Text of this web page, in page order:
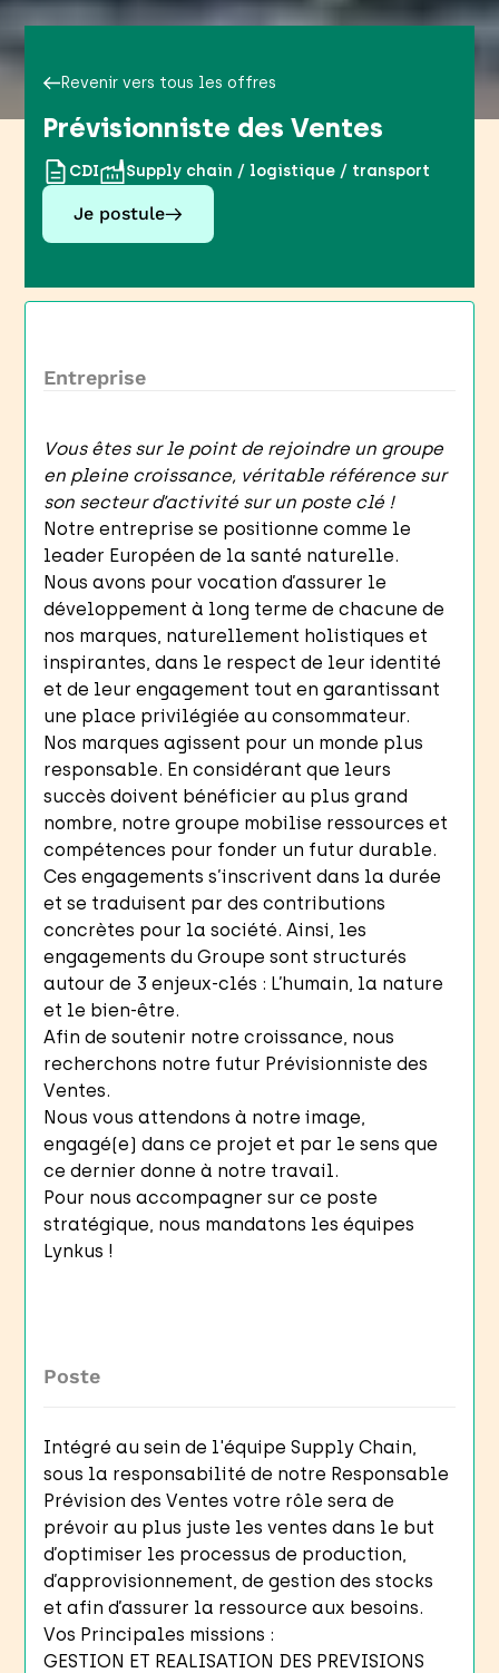
Revenir vers tous les offres
Prévisionniste des Ventes
CDI Supply chain / logistique / transport
Je postule
Entreprise
Vous êtes sur le point de rejoindre un groupe
en pleine croissance, véritable référence sur
son secteur d’activité sur un poste clé !
Notre entreprise se positionne comme le
leader Européen de la santé naturelle.
Nous avons pour vocation d’assurer le
développement à long terme de chacune de
nos marques, naturellement holistiques et
inspirantes, dans le respect de leur identité
et de leur engagement tout en garantissant
une place privilégiée au consommateur.
Nos marques agissent pour un monde plus
responsable. En considérant que leurs
succès doivent bénéficier au plus grand
nombre, notre groupe mobilise ressources et
compétences pour fonder un futur durable.
Ces engagements s’inscrivent dans la durée
et se traduisent par des contributions
concrètes pour la société. Ainsi, les
engagements du Groupe sont structurés
autour de 3 enjeux-clés : L’humain, la nature
et le bien-être.
Afin de soutenir notre croissance, nous
recherchons notre futur Prévisionniste des
Ventes.
Nous vous attendons à notre image,
engagé(e) dans ce projet et par le sens que
ce dernier donne à notre travail.
Pour nous accompagner sur ce poste
stratégique, nous mandatons les équipes
Lynkus !
Poste
Intégré au sein de l'équipe Supply Chain,
sous la responsabilité de notre Responsable
Prévision des Ventes votre rôle sera de
prévoir au plus juste les ventes dans le but
d’optimiser les processus de production,
d’approvisionnement, de gestion des stocks
et afin d’assurer la ressource aux besoins.
Vos Principales missions :
GESTION ET REALISATION DES PREVISIONS